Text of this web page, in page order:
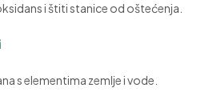
i štiti stanice od oštećenja.
s elementima zemlje i vode.